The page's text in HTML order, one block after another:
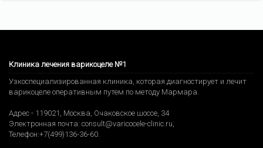
Клиника лечения варикоцеле №1
Узкоспециализированная клиника, которая диагностирует и лечит
варикоцеле оперативным путем по методу Мармара.
Адрес - 119021 Москва Очаковское шоссе, 34
Электронная почта: consult@varicocele-clinic.ru
Телефон:+7(499)136-36-60